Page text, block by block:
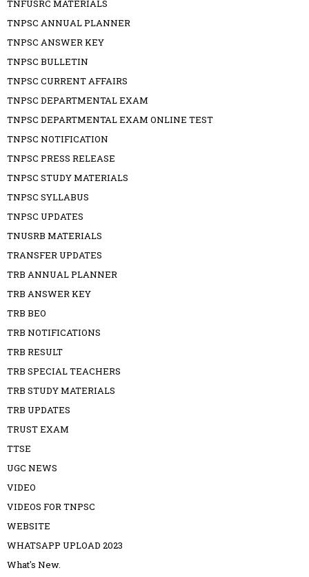
TNFUSRC MATERIALS
TNPSC ANNUAL PLANNER
TNPSC ANSWER KEY
TNPSC BULLETIN
TNPSC CURRENT AFFAIRS
TNPSC DEPARTMENTAL EXAM
TNPSC DEPARTMENTAL EXAM ONLINE TEST
TNPSC NOTIFICATION
TNPSC PRESS RELEASE
TNPSC STUDY MATERIALS
TNPSC SYLLABUS
TNPSC UPDATES
TNUSRB MATERIALS
TRANSFER UPDATES
TRB ANNUAL PLANNER
TRB ANSWER KEY
TRB BEO
TRB NOTIFICATIONS
TRB RESULT
TRB SPECIAL TEACHERS
TRB STUDY MATERIALS
TRB UPDATES
TRUST EXAM
TTSE
UGC NEWS
VIDEO
VIDEOS FOR TNPSC
WEBSITE
WHATSAPP UPLOAD 2023
What's New.